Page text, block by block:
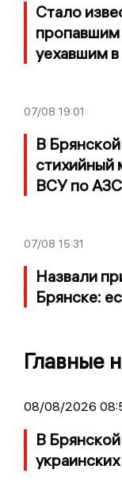
Стало
уехавшим
07/08 19:01
В
стихийный
ВСУ по АЗС
07/08 15:31
Назвали
Брянске:
Главные
08/08/2026
В